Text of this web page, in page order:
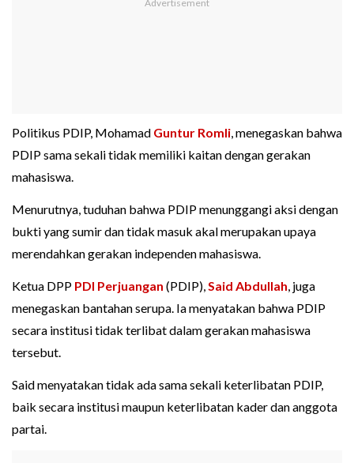
Politikus PDIP, Mohamad Guntur Romli, menegaskan bahwa
PDIP sama sekali tidak memiliki kaitan dengan gerakan
mahasiswa.
Menurutnya, tuduhan bahwa PDIP menunggangi aksi dengan
bukti yang sumir dan tidak masuk akal merupakan upaya
merendahkan gerakan independen mahasiswa.
Ketua DPP PDI Perjuangan (PDIP),Said Abdullah, juga
menegaskan bantahan serupa. Ia menyatakan bahwa PDIP
secara institusi tidak terlibat dalam gerakan mahasiswa
tersebut.
Said menyatakan tidak ada sama sekali keterlibatan PDIP,
baik secara institusi maupun keterlibatan kader dan anggota
partai.